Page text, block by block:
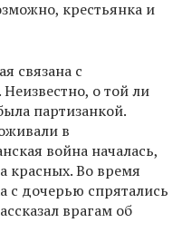
крестьянка и
связана с
о той ли
партизанкой.
в
война началась,
красных. Во время
с дочерью спрятались
врагам об